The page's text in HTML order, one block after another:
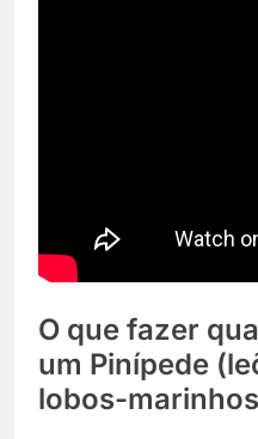
O que fazer
um Pinípede
lobos-